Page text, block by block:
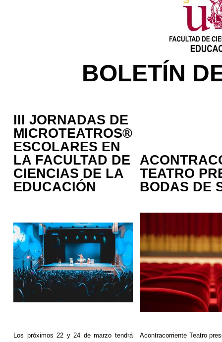
BOLETÍN
III JORNADAS DE
MICROTEATROS®
ESCOLARES EN
LA FACULTAD DE
CIENCIAS DE LA
EDUCACIÓN
TEATRO
BODAS DE
Los próximos 22 y 24 de marzo tendrá
Acontracorriente Teatro